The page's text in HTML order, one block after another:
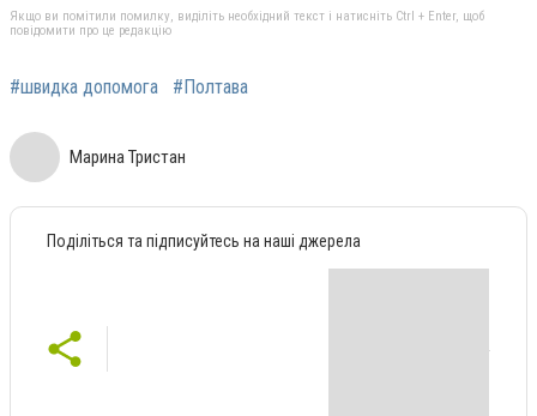
Якщо ви помітили помилку, виділіть необхідний текст і натисніть Ctrl + Enter, щоб
повідомити про це редакцію
#швидка допомога #Полтава
Марина Тристан
Поділіться та підписуйтесь на наші джерела